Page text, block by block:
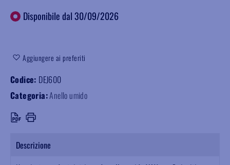
Disponibile dal 30/09/2026
Aggiungere ai preferiti
Codice: DEJ600
Categoria:Anello umido
Descrizione